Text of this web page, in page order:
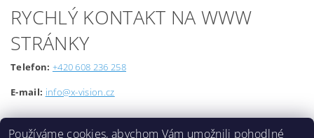
RYCHLÝ KONTAKT NA WWW
STRÁNKY
Telefon: +420 608 236 258
E-mail: info@x-vision.cz
Používáme cookies, abychom Vám umožnili pohodlné